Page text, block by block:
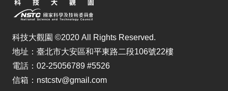
科技大觀園 ©2020 All Rights Reserved.
地址：臺北市大安區和平東路二段106號22樓
電話：02-25056789 #5526
信箱：nstcstv@gmail.com